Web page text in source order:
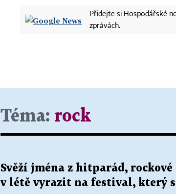
Přidejte si Hospodářské
zprávách.
Téma: rock
Svěží jména z hitparád,
v létě vyrazit na festival, který